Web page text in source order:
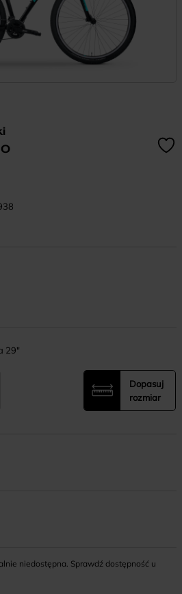
29"
Dopasuj
rozmiar
niedostępna. Sprawdź dostępność u